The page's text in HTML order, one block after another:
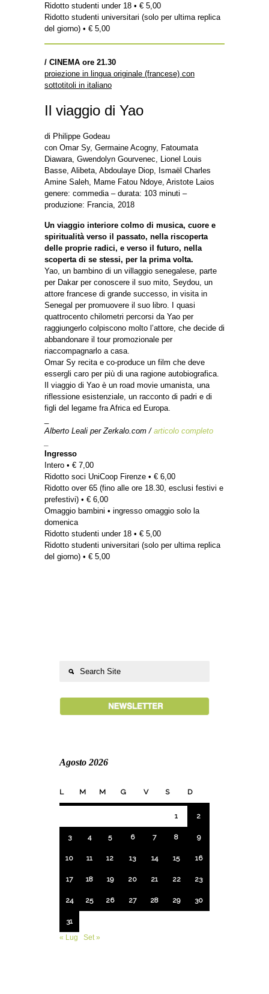
Ridotto studenti under 18 • € 5,00
Ridotto studenti universitari (solo per ultima replica
del giorno) • € 5,00
/ CINEMA ore 21.30
proiezione in lingua originale (francese) con
sottotitoli in italiano
Il viaggio di Yao
di Philippe Godeau
con Omar Sy, Germaine Acogny, Fatoumata
Diawara, Gwendolyn Gourvenec, Lionel Louis
Basse, Alibeta, Abdoulaye Diop, Ismaël Charles
Amine Saleh, Mame Fatou Ndoye, Aristote Laios
genere: commedia – durata: 103 minuti –
produzione: Francia, 2018
Un viaggio interiore colmo di musica, cuore e
spiritualità verso il passato, nella riscoperta
delle proprie radici, e verso il futuro, nella
scoperta di se stessi, per la prima volta.
Yao, un bambino di un villaggio senegalese, parte
per Dakar per conoscere il suo mito, Seydou, un
attore francese di grande successo, in visita in
Senegal per promuovere il suo libro. I quasi
quattrocento chilometri percorsi da Yao per
raggiungerlo colpiscono molto l’attore, che decide di
abbandonare il tour promozionale per
riaccompagnarlo a casa.
Omar Sy recita e co-produce un film che deve
essergli caro per più di una ragione autobiografica.
Il viaggio di Yao è un road movie umanista, una
riflessione esistenziale, un racconto di padri e di
figli del legame fra Africa ed Europa.
Alberto Leali per Zerkalo.com / articolo completo
Ingresso
Intero • € 7,00
Ridotto soci UniCoop Firenze • € 6,00
Ridotto over 65 (fino alle ore 18.30, esclusi festivi e
prefestivi) • € 6,00
Omaggio bambini • ingresso omaggio solo la
domenica
Ridotto studenti under 18 • € 5,00
Ridotto studenti universitari (solo per ultima replica
del giorno) • € 5,00
Agosto 2026
L M M G V S D
1 2
3 4 5 6 7 8 9
10 11 12 13 14 15 16
17 18 19 20 21 22 23
24 25 26 27 28 29 30
31
« Lug
Set »